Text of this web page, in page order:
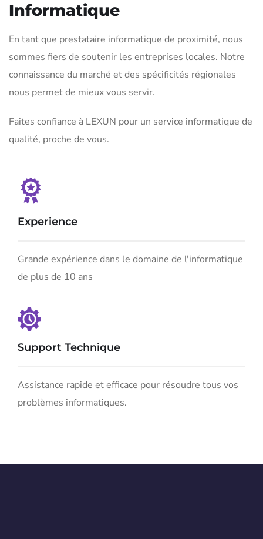
Informatique
En tant que prestataire informatique de proximité, nous
sommes fiers de soutenir les entreprises locales. Notre
connaissance du marché et des spécificités régionales
nous permet de mieux vous servir.
Faites confiance à LEXUN pour un service informatique de
qualité, proche de vous.
Experience
Grande expérience dans le domaine de l'informatique
de plus de 10 ans
Support Technique
Assistance rapide et efficace pour résoudre tous vos
problèmes informatiques.